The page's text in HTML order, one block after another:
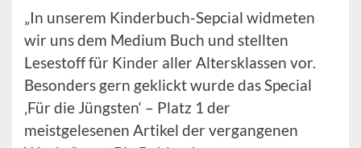
„In unserem Kinderbuch-Sepcial widmeten
wir uns dem Medium Buch und stellten
Lesestoff für Kinder aller Altersklassen vor.
Besonders gern geklickt wurde das Special
‚Für die Jüngsten‘ – Platz 1 der
meistgelesenen Artikel der vergangenen